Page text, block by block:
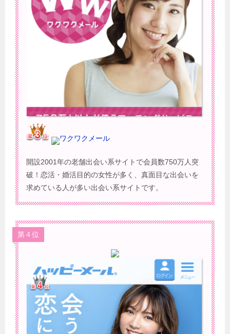
ワクワクメール
開設2001年の老舗出会い系サイトで会員数750万人突
破！恋活・婚活目的の女性が多く、真面目な出会いを
求めている人が多い出会い系サイトです。
第４位